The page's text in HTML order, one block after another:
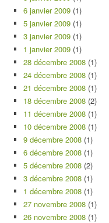
6 janvier 2009 (1)
5 janvier 2009 (1)
3 janvier 2009 (1)
1 janvier 2009 (1)
28 décembre 2008 (1)
24 décembre 2008 (1)
21 décembre 2008 (1)
18 décembre 2008 (2)
11 décembre 2008 (1)
10 décembre 2008 (1)
9 décembre 2008 (1)
6 décembre 2008 (1)
5 décembre 2008 (2)
3 décembre 2008 (1)
1 décembre 2008 (1)
27 novembre 2008 (1)
26 novembre 2008 (1)